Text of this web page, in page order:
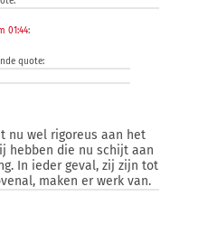
01:44:
quote:
nu wel rigoreus aan het
hebben die nu schijt aan
In ieder geval, zij zijn tot
maken er werk van.